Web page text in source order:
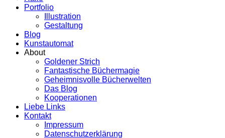
Portfolio
Illustration
Gestaltung
Blog
Kunstautomat
About
Goldener Strich
Fantastische Büchermagie
Geheimnisvolle Bücherwelten
Das Blog
Kooperationen
Liebe Links
Kontakt
Impressum
Datenschutzerklärung